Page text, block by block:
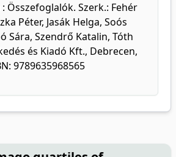
Összefoglalók. Szerk.: Fehér
Péter, Jasák Helga, Soós
Sára, Szendrő Katalin, Tóth
és Kiadó Kft., Debrecen,
9789635968565